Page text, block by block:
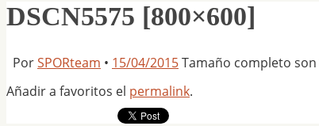
DSCN5575 [800×600]
PorSPORteam • 15/04/2015Tamaño completo son
Añadir a favoritos el permalink.